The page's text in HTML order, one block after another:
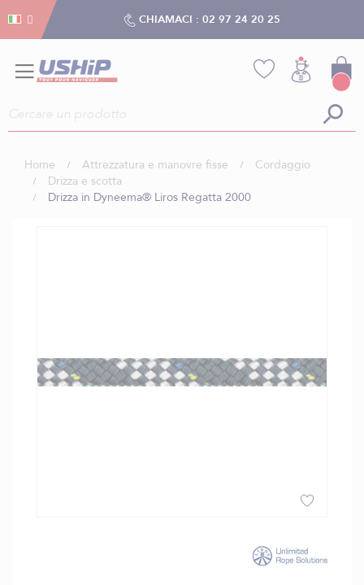
CHIAMACI : 02 97 24 20 25
Home Attrezzatura e manovre fisse
Cordaggio
Drizza e scotta
Drizza in Dyneema® Liros Regatta 2000
Gestion dei cookies
Gestion dei cookies